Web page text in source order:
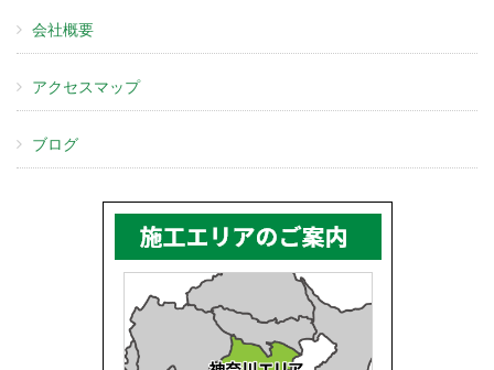
会社概要
アクセスマップ
ブログ